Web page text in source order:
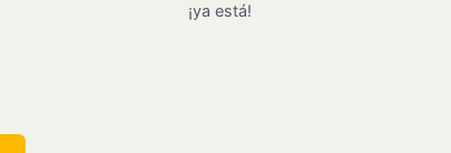
¡ya está!